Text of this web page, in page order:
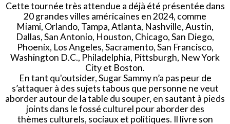
Cette tournée très attendue a déjà été présentée dans
20 grandes villes américaines en 2024, comme
Miami, Orlando, Tampa, Atlanta, Nashville, Austin,
Dallas, San Antonio, Houston, Chicago, San Diego,
Phoenix, Los Angeles, Sacramento, San Francisco,
Washington D.C., Philadelphia, Pittsburgh, New York
City et Boston.
En tant qu'outsider, Sugar Sammy n’a pas peur de
s’attaquer à des sujets tabous que personne ne veut
aborder autour de la table du souper, en sautant à pieds
joints dans le fossé culturel pour aborder des
thèmes culturels, sociaux et politiques. Il livre son